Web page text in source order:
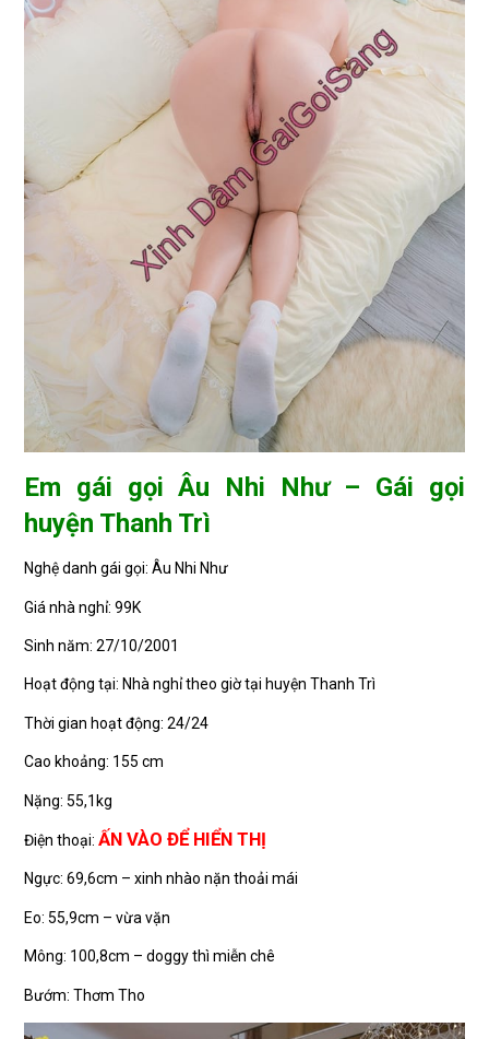
Em gái gọi Âu Nhi Như – Gái gọi
huyện Thanh Trì
Nghệ danh gái gọi: Âu Nhi Như
Giá nhà nghỉ: 99K
Sinh năm: 27/10/2001
Hoạt động tại: Nhà nghỉ theo giờ tại huyện Thanh Trì
Thời gian hoạt động: 24/24
Cao khoảng: 155 cm
Nặng: 55,1kg
Điện thoại:ẤN VÀO ĐỂ HIỂN THỊ
Ngực: 69,6cm – xinh nhào nặn thoải mái
Eo: 55,9cm – vừa vặn
Mông: 100,8cm – doggy thì miễn chê
Bướm: Thơm Tho